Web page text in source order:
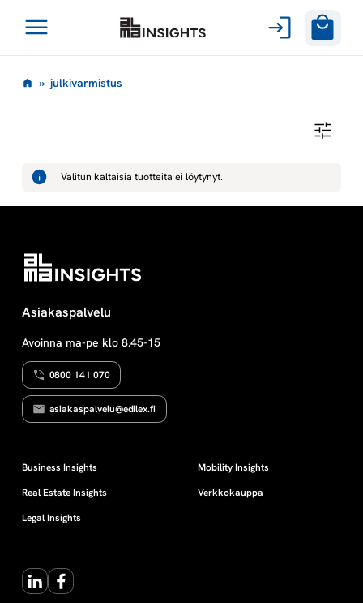
sisältöön
Avaa
j
k
i
v
a
r
m
s
t
u
» julkivarmistus
K
I
A
S
T
U
Valitun kaltaisia tuotteita ei löytynyt.
Asiakaspalvelu
Avoinna ma-pe klo 8.45-15
0800 141 070
asiakaspalvelu@edilex.fi
Business Insights
Real Estate Insights
Legal Insights
Mobility Insights
Verkkokauppa
LinkedInFacebook